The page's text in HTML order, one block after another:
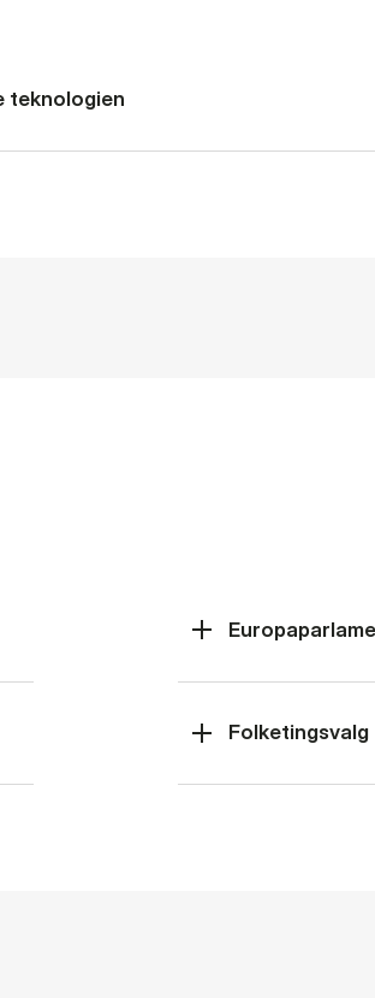
teknologien
Folketingsvalg